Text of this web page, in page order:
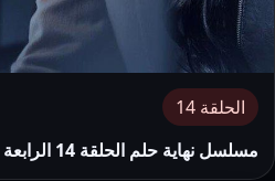
الحلقة 14
مسلسل نهاية حلم الحلقة 14 الرابعة عشر HD